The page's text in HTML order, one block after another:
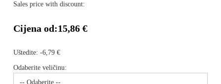
Sales price with discount:
Cijena od:15,86 €
Uštedite: -6,79 €
Odaberite veličinu: